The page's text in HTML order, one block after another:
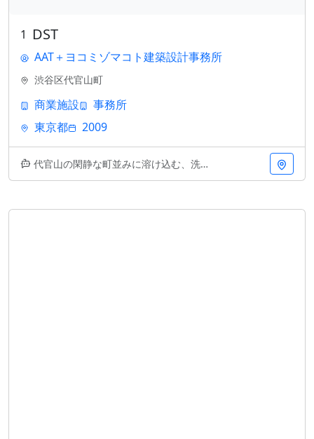
1 DST
AAT＋ヨコミゾマコト建築設計事務所
渋谷区代官山町
商業施設
事務所
東京都
2009
代官山の閑静な町並みに溶け込む、洗練されたモダン建築。AAT＋ヨコミゾマコト建築設計事務所による2009年竣工のDSTは